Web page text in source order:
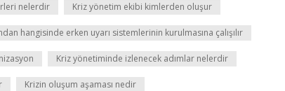
nelerdir Kriz yönetim ekibi kimlerden oluşur
hangisinde erken uyarı sistemlerinin kurulmasına çalışılır
Kriz yönetiminde izlenecek adımlar nelerdir
Krizin oluşum aşaması nedir